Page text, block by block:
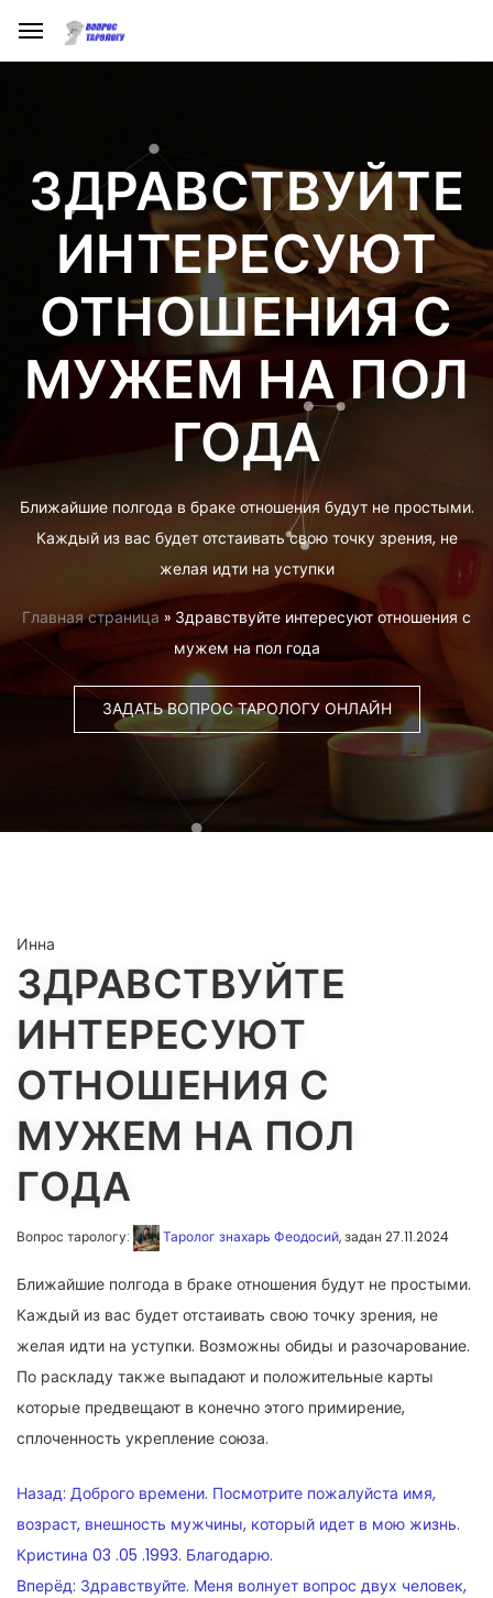
ЗДРАВСТВУЙТЕ
ИНТЕРЕСУЮТ
ОТНОШЕНИЯ С
МУЖЕМ НА ПОЛ
ГОДА
Ближайшие полгода в браке отношения будут не простыми.
Каждый из вас будет отстаивать свою точку зрения, не
желая идти на уступки
Главная страница » Здравствуйте интересуют отношения с
мужем на пол года
ЗАДАТЬ ВОПРОС ТАРОЛОГУ ОНЛАЙН
Инна
ЗДРАВСТВУЙТЕ
ИНТЕРЕСУЮТ
ОТНОШЕНИЯ С
МУЖЕМ НА ПОЛ
ГОДА
Вопрос тарологу: Таролог знахарь Феодосий, задан 27.11.2024
Ближайшие полгода в браке отношения будут не простыми.
Каждый из вас будет отстаивать свою точку зрения, не
желая идти на уступки. Возможны обиды и разочарование.
По раскладу также выпадают и положительные карты
которые предвещают в конечно этого примирение,
сплоченность укрепление союза.
НАВИГАЦИЯ
ПО
ЗАПИСЯМ
Назад: Доброго времени. Посмотрите пожалуйста имя,
возраст, внешность мужчины, который идет в мою жизнь.
Кристина 03 .05 .1993. Благодарю.
Вперёд: Здравствуйте. Меня волнует вопрос двух человек,